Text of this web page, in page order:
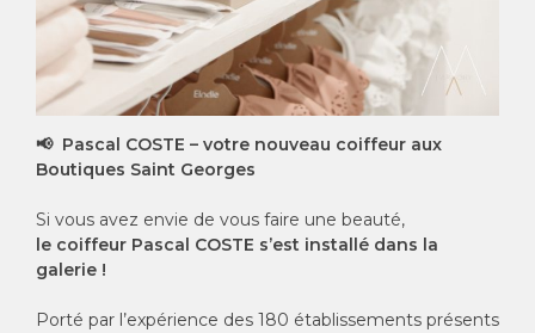
📢 Pascal COSTE – votre nouveau coiffeur aux
Boutiques Saint Georges
Si vous avez envie de vous faire une beauté,
le coiffeur Pascal COSTE s’est installé dans la
galerie !
Porté par l’expérience des 180 établissements présents